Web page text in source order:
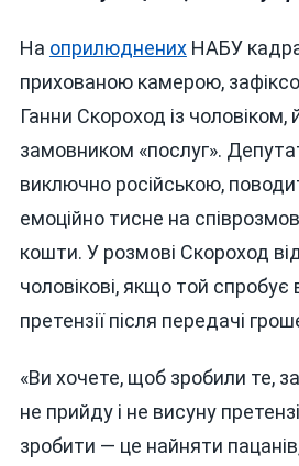
На оприлюдненихНАБУ
прихованою камерою,
Ганни Скороход із чоловіком,
замовником «послуг».
виключно російською,
емоційно тисне на
кошти. У розмові Скороход
чоловікові, якщо той спробує
претензії після передачі
«Ви хочете, щоб зробили те,
не прийду і не висуну
зробити — це найняти